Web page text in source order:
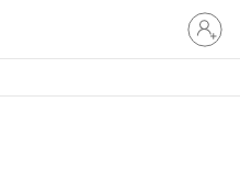
prie
paskyros